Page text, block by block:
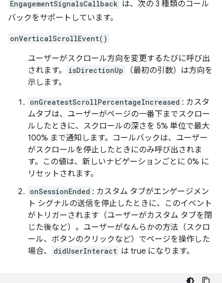
EngagementSignalsCallback は、次の 3 種類のコール
バックをサポートしています。
onVerticalScrollEvent()
ユーザーがスクロール方向を変更するたびに呼び出
されます。
isDirectionUp
（最初の引数）は方向を
示します。
onGreatestScrollPercentageIncreased : カスタ
ムタブは、ユーザーがページの一番下までスクロー
ルしたときに、スクロールの深さを 5% 単位で最大
100% まで通知します。コールバックは、ユーザー
がスクロールを停止したときにのみ呼び出されま
す。この値は、新しいナビゲーションごとに 0% に
リセットされます。
onSessionEnded : カスタム タブがエンゲージメン
ト シグナルの送信を停止したときに、このイベント
がトリガーされます（ユーザーがカスタム タブを閉
じた後など）。ユーザーがなんらかの方法（スクロ
ール、ボタンのクリックなど）でページを操作した
場合、
didUserInteract は true になります。